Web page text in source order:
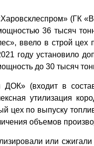
(ГК
36 тысяч
ввело в строй цех
году установило
до 30 тысяч
(входит в
утилизация
цех по выпуску
объемов
или сжигали